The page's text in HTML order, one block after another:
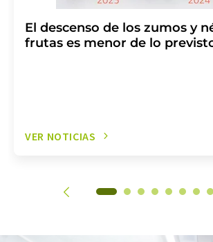
El descenso de los zumos y
frutas es menor de lo
VER NOTICIAS